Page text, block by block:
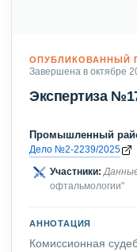
ОПУБЛИКОВАННЫЙ
Завершена в октябре
Экспертиза
Промышленный
Дело №2-2239/2025
Участники:
офтальмологии"
АННОТАЦИЯ
Комиссионная